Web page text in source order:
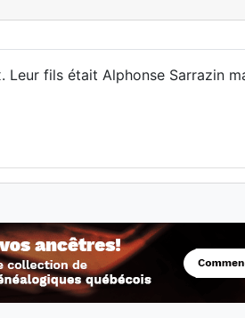
fils était Alphonse Sarrazin